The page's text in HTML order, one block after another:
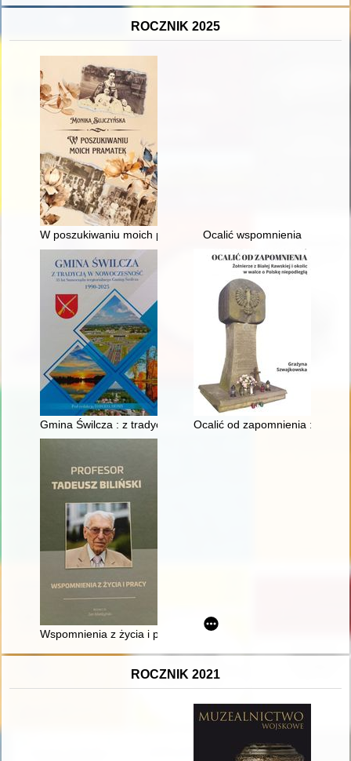
ROCZNIK 2025
W poszukiwaniu moich pramatek Ocalić wspomnienia
Gmina Świlcza : z tradycją w nowoczesność : 35 lat
Ocalić od zapomnienia :
Wspomnienia z życia i pracy
ROCZNIK 2021